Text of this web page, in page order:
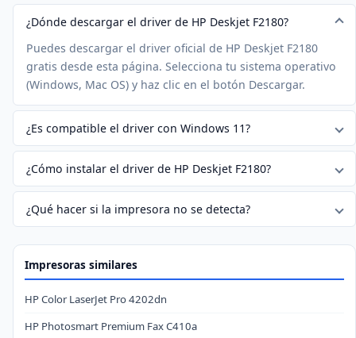
¿Dónde descargar el driver de HP Deskjet F2180?
Puedes descargar el driver oficial de HP Deskjet F2180
gratis desde esta página. Selecciona tu sistema operativo
(Windows, Mac OS) y haz clic en el botón Descargar.
¿Es compatible el driver con Windows 11?
¿Cómo instalar el driver de HP Deskjet F2180?
¿Qué hacer si la impresora no se detecta?
Impresoras similares
HP Color LaserJet Pro 4202dn
HP Photosmart Premium Fax C410a